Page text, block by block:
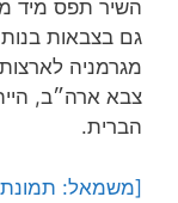
השיר תפס מיד
גם בצבאות
מגרמניה
צבא ארה״ב,
הברית.
[משמאל: